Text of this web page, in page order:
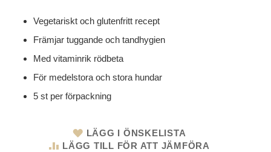
Vegetariskt och glutenfritt recept
Främjar tuggande och tandhygien
Med vitaminrik rödbeta
För medelstora och stora hundar
5 st per förpackning
LÄGG I ÖNSKELISTA
LÄGG TILL FÖR ATT JÄMFÖRA